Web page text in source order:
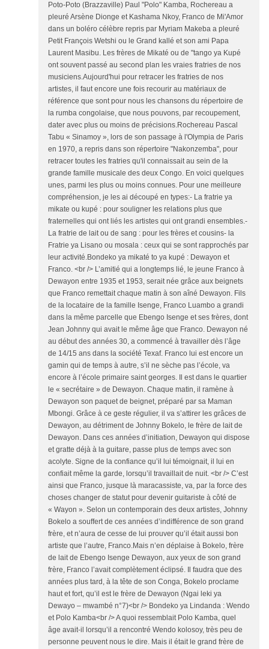
Poto-Poto (Brazzaville) Paul "Polo" Kamba, Rochereau a
pleuré Arsène Dionge et Kashama Nkoy, Franco de Mi'Amor
dans un boléro célèbre repris par Myriam Makeba a pleuré
Petit François Wetshi ou le Grand kallé et son ami Papa
Laurent Masibu. Les frères de Mikaté ou de "tango ya Kupé
ont souvent passé au second plan les vraies fratries de nos
musiciens.Aujourd'hui pour retracer les fratries de nos
artistes, il faut encore une fois recourir au matériaux de
référence que sont pour nous les chansons du répertoire de
la rumba congolaise, que nous pouvons, par recoupement,
dater avec plus ou moins de précisions.Rochereau Pascal
Tabu « Sinamoy », lors de son passage à l'Olympia de Paris
en 1970, a repris dans son répertoire "Nakonzemba", pour
retracer toutes les fratries qu'il connaissait au sein de la
grande famille musicale des deux Congo. En voici quelques
unes, parmi les plus ou moins connues. Pour une meilleure
compréhension, je les ai découpé en types:- La fratrie ya
mikate ou kupé : pour souligner les relations plus que
fraternelles qui ont liés les artistes qui ont grandi ensembles.-
La fratrie de lait ou de sang : pour les frères et cousins- la
Fratrie ya Lisano ou mosala : ceux qui se sont rapprochés par
leur activité.Bondeko ya mikaté to ya kupé : Dewayon et
Franco. <br /> L’amitié qui a longtemps lié, le jeune Franco à
Dewayon entre 1935 et 1953, serait née grâce aux beignets
que Franco remettait chaque matin à son aîné Dewayon. Fils
de la locataire de la famille Isenge, Franco Luambo a grandi
dans la même parcelle que Ebengo Isenge et ses frères, dont
Jean Johnny qui avait le même âge que Franco. Dewayon né
au début des années 30, a commencé à travailler dès l’âge
de 14/15 ans dans la société Texaf. Franco lui est encore un
gamin qui de temps à autre, s’il ne sèche pas l’école, va
encore à l’école primaire saint georges. Il est dans le quartier
le « secrétaire » de Dewayon. Chaque matin, il ramène à
Dewayon son paquet de beignet, préparé par sa Maman
Mbongi. Grâce à ce geste régulier, il va s’attirer les grâces de
Dewayon, au détriment de Johnny Bokelo, le frère de lait de
Dewayon. Dans ces années d’initiation, Dewayon qui dispose
et gratte déjà à la guitare, passe plus de temps avec son
acolyte. Signe de la confiance qu’il lui témoignait, il lui en
confiait même la garde, lorsqu’il travaillait de nuit. <br /> C’est
ainsi que Franco, jusque là maracassiste, va, par la force des
choses changer de statut pour devenir guitariste à côté de
« Wayon ». Selon un contemporain des deux artistes, Johnny
Bokelo a souffert de ces années d’indifférence de son grand
frère, et n’aura de cesse de lui prouver qu’il était aussi bon
artiste que l’autre, Franco.Mais n’en déplaise à Bokelo, frère
de lait de Ebengo Isenge Dewayon, aux yeux de son grand
frère, Franco l’avait complètement éclipsé. Il faudra que des
années plus tard, à la tête de son Conga, Bokelo proclame
haut et fort, qu’il est le frère de Dewayon (Ngai leki ya
Dewayo – mwambé n°7)<br /> Bondeko ya Lindanda : Wendo
et Polo Kamba<br /> A quoi ressemblait Polo Kamba, quel
âge avait-il lorsqu’il a rencontré Wendo kolosoy, très peu de
personne peuvent nous le dire. Mais il était le grand frère de